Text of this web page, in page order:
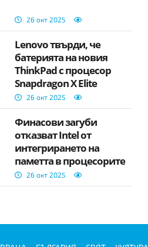
26 окт 2025
Lenovo твърди, че
батерията на новия
ThinkPad с процесор
Snapdragon X Elite
издържа 29 часа
26 окт 2025
Финасови загуби
отказват Intel от
интегрирането на
паметта в процесорите
26 окт 2025